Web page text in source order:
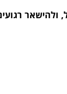
ולהישאר